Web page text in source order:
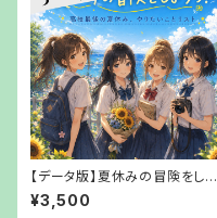
【データ版】夏休みの冒険をしよ
う！高校最後の夏休み、やりたい
ことリスト【URLでお渡し】
¥3,500